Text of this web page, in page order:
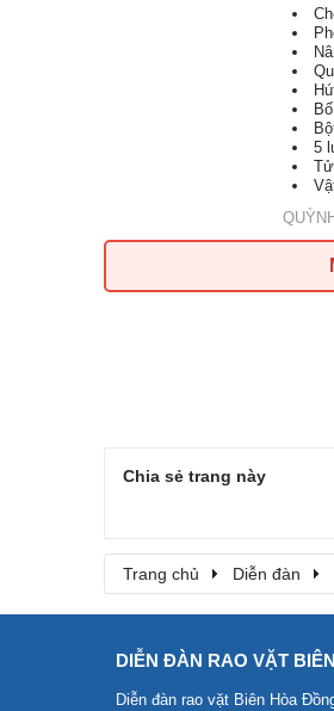
5
Chia sẻ trang này
Trang chủ Diễn đàn
DIỄN ĐÀN RAO VẶT
Diễn đàn rao vặt Biên Hòa